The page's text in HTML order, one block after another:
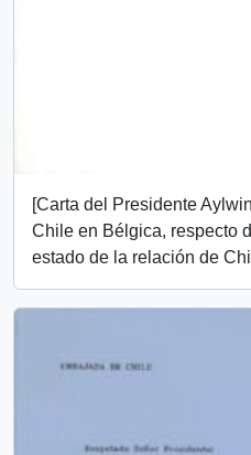
[Carta del Presidente
Chile en Bélgica, respecto
estado de la relación de